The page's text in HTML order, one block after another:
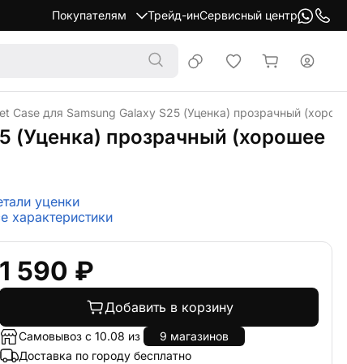
Покупателям Трейд-инСервисный центр
Case для Samsung Galaxy S25 (Уценка) прозрачный
(Уценка) прозрачный (хорошее
уценки
характеристики
1 590 ₽
Добавить в корзину
Самовывоз с 10.08 из
9 магазинов
Доставка по городу бесплатно